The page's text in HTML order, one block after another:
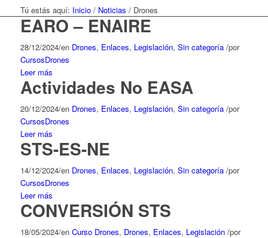
Tú estás aquí: Inicio / Noticias / Drones
EARO – ENAIRE
28/12/2024/en Drones, Enlaces, Legislación, Sin categoría /por
CursosDrones
Leer más
Actividades No EASA
20/12/2024/en Drones, Enlaces, Legislación, Sin categoría /por
CursosDrones
Leer más
STS-ES-NE
14/12/2024/en Drones, Enlaces, Legislación, Sin categoría /por
CursosDrones
Leer más
CONVERSIÓN STS
18/05/2024/en Curso Drones, Drones, Enlaces, Legislación /por